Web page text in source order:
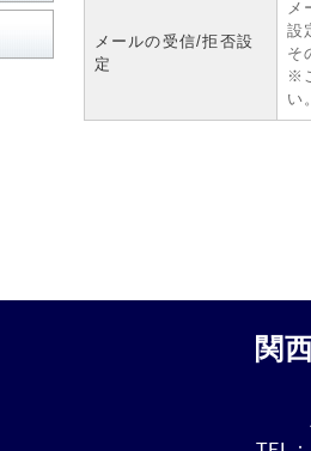
メールの受信/拒否設
定
メ
設
そ
※
い。
関